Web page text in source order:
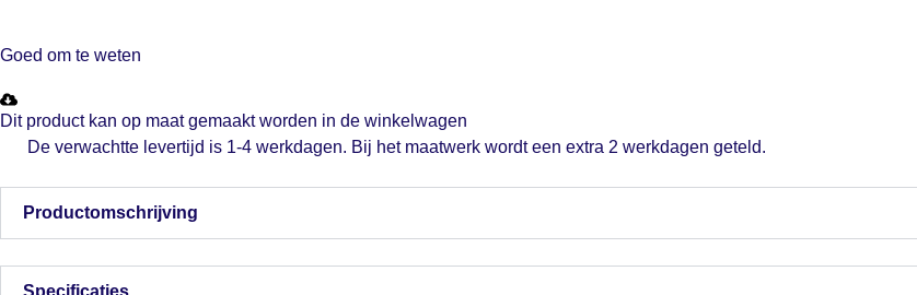
Goed om te weten
Dit product kan op maat gemaakt worden in de winkelwagen
De verwachtte levertijd is 1-4 werkdagen. Bij het maatwerk wordt een extra 2 werkdagen geteld.
Productomschrijving
Specificaties